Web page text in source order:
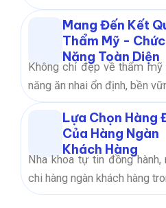
Mang Đến Kết
Thẩm Mỹ - Chức
Năng Toàn Diện
Không chỉ đẹp về thẩm
năng ăn nhai ổn định, bền
Lựa Chọn Hàng
Của Hàng Ngàn
Khách Hàng
Nha khoa tự tin đồng
chi hàng ngàn khách hàng